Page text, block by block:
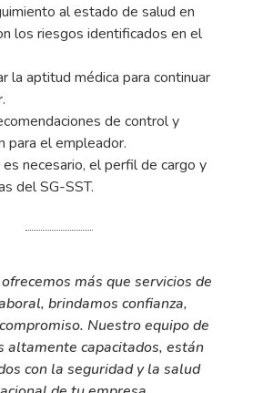
al estado de salud en
los riesgos identificados en el
la aptitud médica para continuar
de control y
para el empleador.
necesario, el perfil de cargo y
del SG-SST.
ofrecemos más que servicios de
brindamos confianza,
Nuestro equipo de
altamente capacitados, están
con la seguridad y la salud